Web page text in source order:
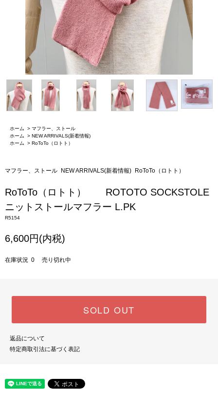
ホーム > マフラー、ストール
ホーム
> NEW ARRIVALS(新着情報)
ホーム
> RoToTo（ロトト）
マフラー、ストール NEW ARRIVALS(新着情報) RoToTo（ロトト）
RoToTo（ロトト） ROTOTO SOCKSTOLE
ニットストールマフラー L.PK
R5154
6,600円(内税)
在庫状況 0 売り切れ中
SOLD OUT
返品について
特定商取引法に基づく表記